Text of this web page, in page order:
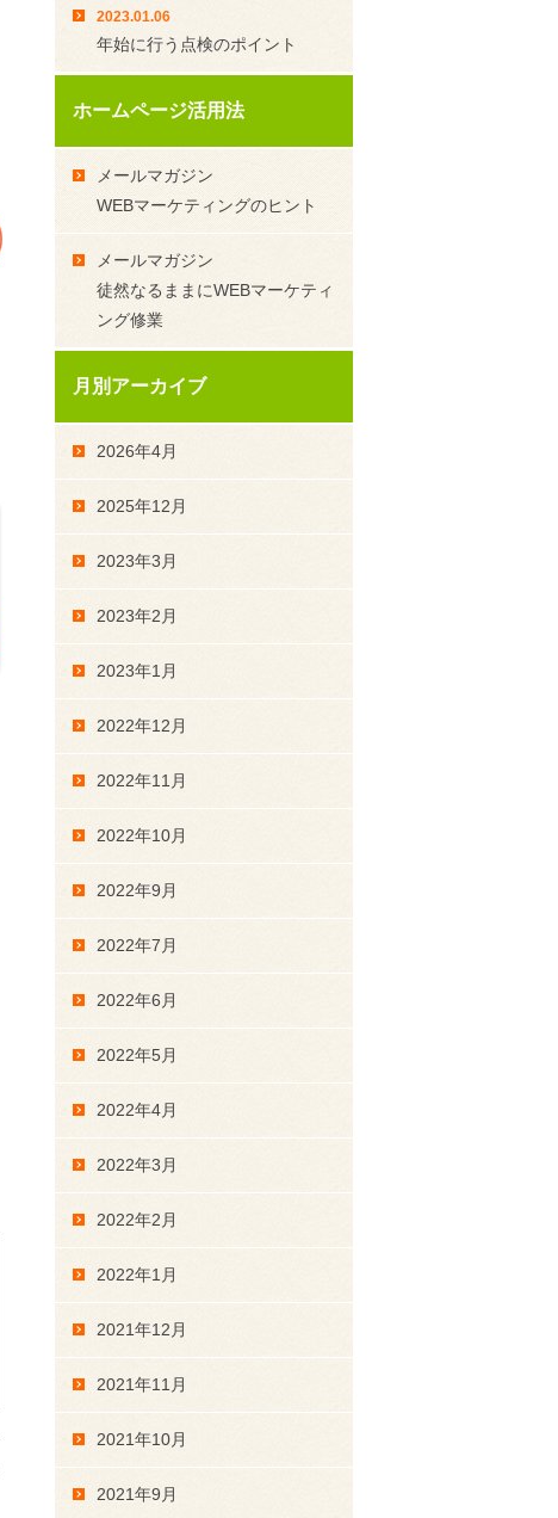
2023.01.06
年始に行う点検のポイント
ホームページ活用法
メールマガジン
WEBマーケティングのヒント
メールマガジン
徒然なるままにWEBマーケティ
ング修業
月別アーカイブ
2026年4月
2025年12月
2023年3月
2023年2月
2023年1月
2022年12月
2022年11月
2022年10月
2022年9月
2022年7月
2022年6月
2022年5月
2022年4月
2022年3月
2022年2月
2022年1月
2021年12月
2021年11月
2021年10月
2021年9月